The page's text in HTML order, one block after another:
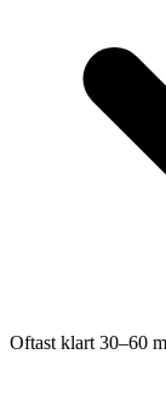
Oftast klart 30–60